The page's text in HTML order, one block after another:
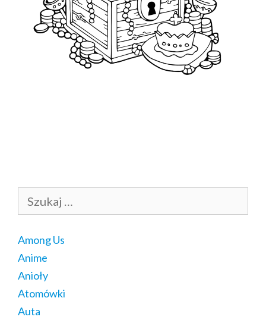
Among Us
Anime
Anioły
Atomówki
Auta